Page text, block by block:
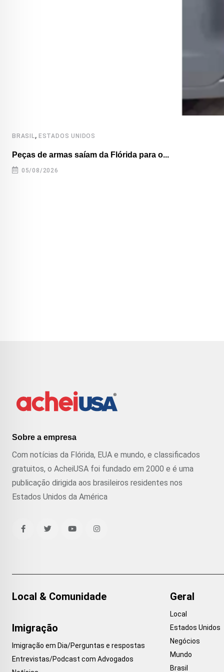
BRASIL, ESTADOS UNIDOS
Peças de armas saíam da Flórida para o...
05/08/2026
Sobre a empresa
Com notícias da Flórida, EUA e mundo, e classificados
gratuitos, o AcheiUSA foi fundado em 2000 e é uma
publicação dirigida aos brasileiros residentes nos
Estados Unidos da América
Local & Comunidade
Imigração
Imigração em Dia/Perguntas e respostas
Entrevistas/Podcast com Advogados
Geral
Local
Estados Unidos
Negócios
Mundo
Brasil